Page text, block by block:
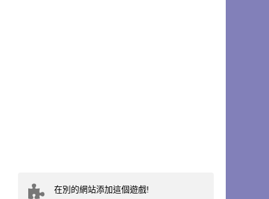
在別的網站添加這個遊戲!